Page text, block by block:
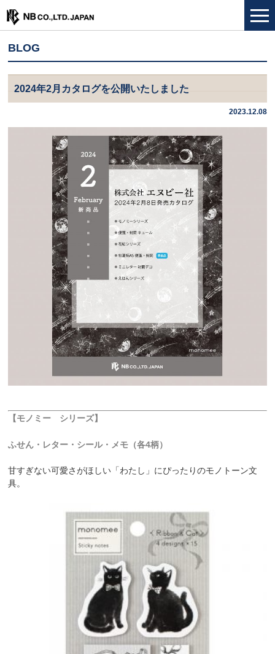
BLOG
2024年2月カタログを公開いたしました
2023.12.08
【モノミー シリーズ】
ふせん・レター・シール・メモ（各4柄）
甘すぎない可愛さがほしい「わたし」にぴったりのモノトーン文
具。